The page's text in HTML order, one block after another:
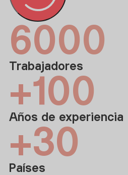
6000
Trabajadores
+100
Años de experiencia
+30
Países